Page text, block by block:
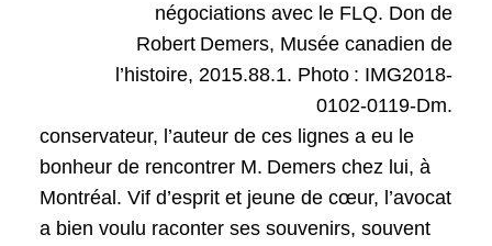
négociations avec le FLQ. Don de
Robert Demers, Musée canadien de
l’histoire, 2015.88.1. Photo : IMG2018-
0102-0119-Dm.
conservateur, l’auteur de ces lignes a eu le
bonheur de rencontrer M. Demers chez lui, à
Montréal. Vif d’esprit et jeune de cœur, l’avocat
a bien voulu raconter ses souvenirs, souvent